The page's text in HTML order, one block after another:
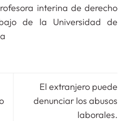
interina de derecho
de la Universidad de
El extranjero puede
denunciar los abusos
laborales.